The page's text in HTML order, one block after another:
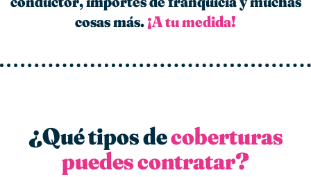
cosas más.¡A tu medida!
¿Qué tipos decoberturas
puedes contratar?